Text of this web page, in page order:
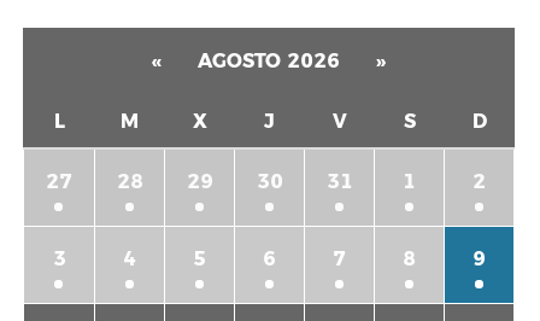
« AGOSTO 2026 »
L M X J V S D
27 28 29 30 31 1 2
3 4 5 6 7 8 9